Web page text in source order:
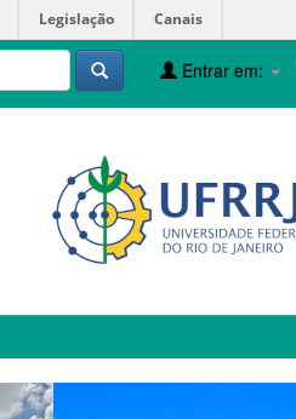
Legislação Canais
Entrar em: